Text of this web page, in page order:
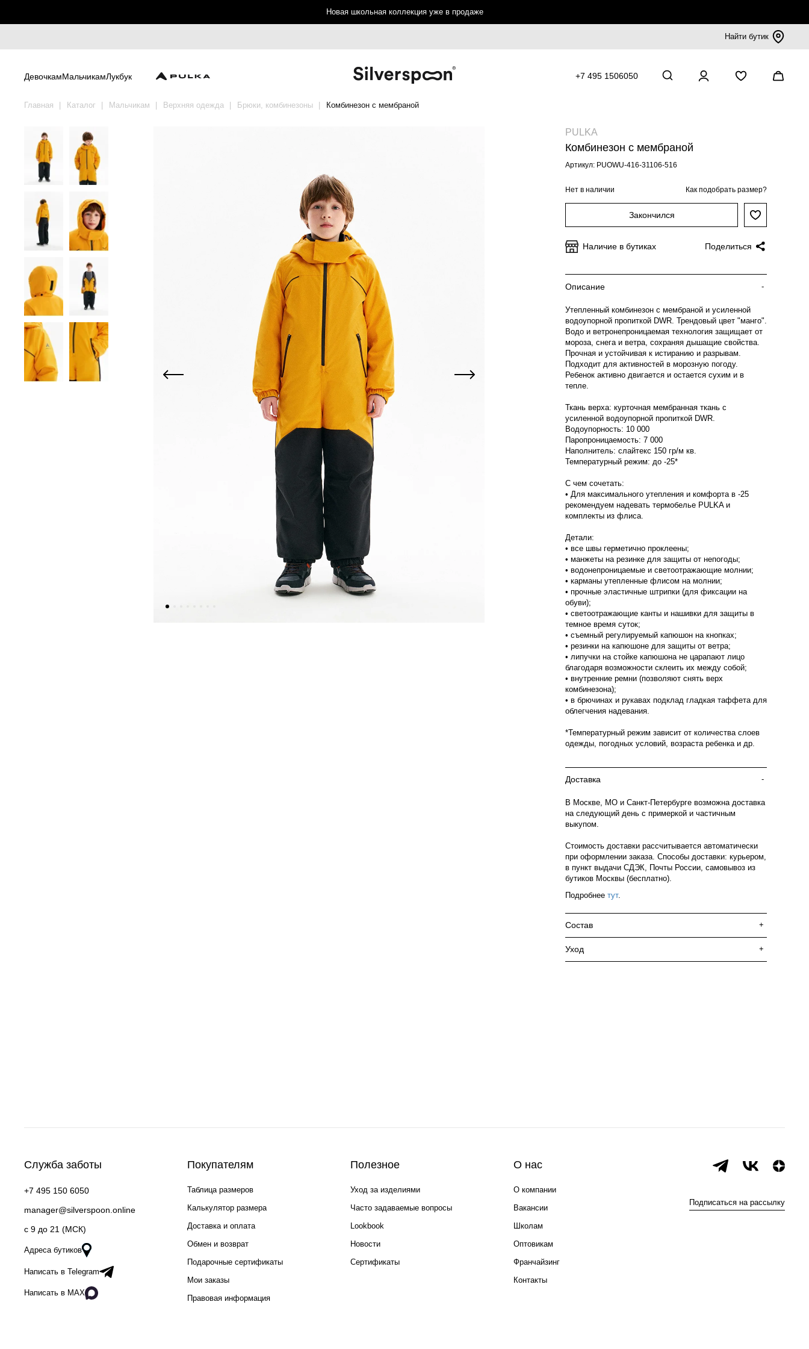
Новая школьная коллекция уже в продаже
Найти бутик
ДевочкамМальчикамЛукбук +7 495 1506050
Главная Каталог Мальчикам Верхняя одежда Брюки, комбинезоны Комбинезон с мембраной
PULKA
Комбинезон с мембраной
Артикул: PUOWU-416-31106-516
Нет в наличии Как подобрать размер?
Закончился
Наличие в бутиках Поделиться
Описание -
Утепленный комбинезон с мембраной и усиленной
водоупорной пропиткой DWR. Трендовый цвет "манго".
Водо и ветронепроницаемая технология защищает от
мороза, снега и ветра, сохраняя дышащие свойства.
Прочная и устойчивая к истиранию и разрывам.
Подходит для активностей в морозную погоду.
Ребенок активно двигается и остается сухим и в
тепле.
Ткань верха: курточная мембранная ткань с
усиленной водоупорной пропиткой DWR.
Водоупорность: 10 000
Паропроницаемость: 7 000
Наполнитель: слайтекс 150 гр/м кв.
Температурный режим: до -25*
С чем сочетать:
• Для максимального утепления и комфорта в -25
рекомендуем надевать термобелье PULKA и
комплекты из флиса.
Детали:
• все швы герметично проклеены;
• манжеты на резинке для защиты от непогоды;
• водонепроницаемые и светоотражающие молнии;
• карманы утепленные флисом на молнии;
• прочные эластичные штрипки (для фиксации на
обуви);
• светоотражающие канты и нашивки для защиты в
темное время суток;
• съемный регулируемый капюшон на кнопках;
• резинки на капюшоне для защиты от ветра;
• липучки на стойке капюшона не царапают лицо
благодаря возможности склеить их между собой;
• внутренние ремни (позволяют снять верх
комбинезона);
• в брючинах и рукавах подклад гладкая таффета для
облегчения надевания.
*Температурный режим зависит от количества слоев
одежды, погодных условий, возраста ребенка и др.
Доставка -
В Москве, МО и Санкт-Петербурге возможна доставка
на следующий день с примеркой и частичным
выкупом.
Стоимость доставки рассчитывается автоматически
при оформлении заказа. Способы доставки: курьером,
в пункт выдачи СДЭК, Почты России, самовывоз из
бутиков Москвы (бесплатно).
Подробнее тут.
Состав +
Уход +
Служба заботы
+7 495 150 6050
manager@silverspoon.online
c 9 до 21 (МСК)
Адреса бутиков
Написать в Telegram
Написать в MAX
Покупателям
Таблица размеров
Калькулятор размера
Доставка и оплата
Обмен и возврат
Подарочные сертификаты
Мои заказы
Правовая информация
Полезное
Уход за изделиями
Часто задаваемые вопросы
Lookbook
Новости
Сертификаты
О нас
О компании
Вакансии
Школам
Оптовикам
Франчайзинг
Контакты
Подписаться на рассылку